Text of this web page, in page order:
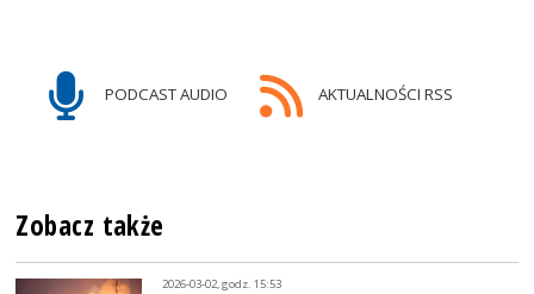
PODCAST AUDIO AKTUALNOŚCI RSS
Zobacz także
2026-03-02, godz. 15:53